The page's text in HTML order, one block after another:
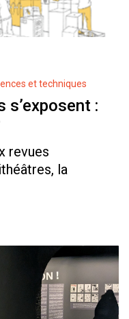
et techniques
s’exposent :
revues
la